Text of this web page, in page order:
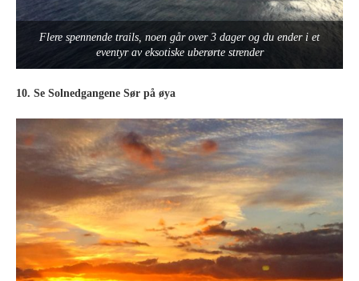
Flere spennende trails, noen går over 3 dager og du ender i et
eventyr av eksotiske uberørte strender
10. Se Solnedgangene Sør på øya